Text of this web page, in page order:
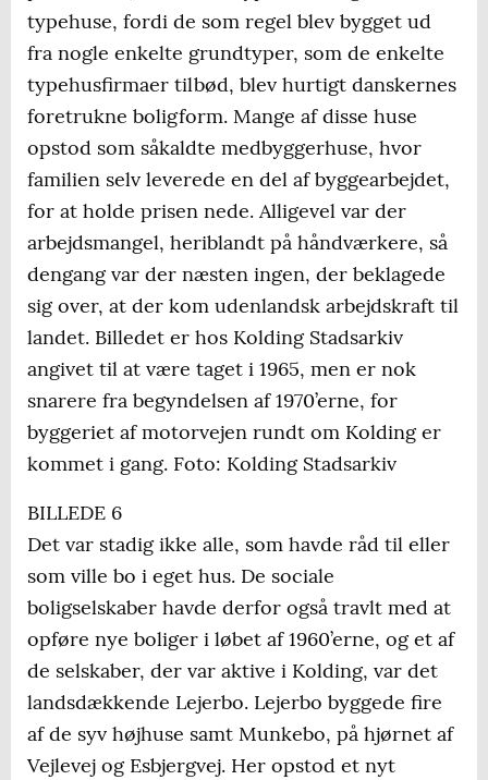
typehuse, fordi de som regel blev bygget ud
fra nogle enkelte grundtyper, som de enkelte
typehusfirmaer tilbød, blev hurtigt danskernes
foretrukne boligform. Mange af disse huse
opstod som såkaldte medbyggerhuse, hvor
familien selv leverede en del af byggearbejdet,
for at holde prisen nede. Alligevel var der
arbejdsmangel, heriblandt på håndværkere, så
dengang var der næsten ingen, der beklagede
sig over, at der kom udenlandsk arbejdskraft til
landet. Billedet er hos Kolding Stadsarkiv
angivet til at være taget i 1965, men er nok
snarere fra begyndelsen af 1970’erne, for
byggeriet af motorvejen rundt om Kolding er
kommet i gang. Foto: Kolding Stadsarkiv
BILLEDE 6
Det var stadig ikke alle, som havde råd til eller
som ville bo i eget hus. De sociale
boligselskaber havde derfor også travlt med at
opføre nye boliger i løbet af 1960’erne, og et af
de selskaber, der var aktive i Kolding, var det
landsdækkende Lejerbo. Lejerbo byggede fire
af de syv højhuse samt Munkebo, på hjørnet af
Vejlevej og Esbjergvej. Her opstod et nyt